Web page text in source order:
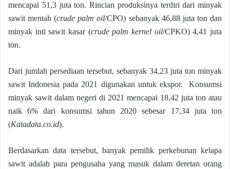
mencapai 51,3 juta ton. Rincian produksinya terdiri dari minyak
sawit mentah (crude palm oil/CPO) sebanyak 46,88 juta ton dan
minyak inti sawit kasar (crude palm kernel oil/CPKO) 4,41 juta
ton.
Dari jumlah persediaan tersebut, sebanyak 34,23 juta ton minyak
sawit Indonesia pada 2021 digunakan untuk ekspor. Konsumsi
minyak sawit dalam negeri di 2021 mencapai 18,42 juta ton atau
naik 6% dari konsumsi tahun 2020 sebesar 17,34 juta ton
(Katadata.co.id).
Berdasarkan data tersebut, banyak pemilik perkebunan kelapa
sawit adalah para pengusaha yang masuk dalam deretan orang